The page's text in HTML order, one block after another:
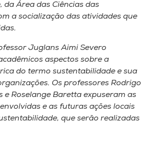
da Área das Ciências das
a socialização das atividades que
Juglans Aimi Severo
aspectos sobre a
do termo sustentabilidade e sua
Os professores Rodrigo
e Roselange Baretta expuseram as
e as futuras ações locais
que serão realizadas